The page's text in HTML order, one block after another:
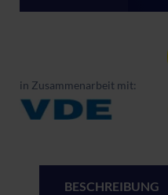
in Zusammenarbeit mit:
BESCHREIBUNG